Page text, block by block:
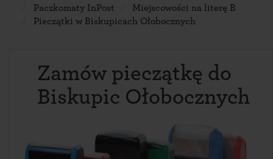
Paczkomaty InPost
Miejscowości na literę B
Pieczątki w Biskupicach Ołobocznych
Zamów pieczątkę do
Biskupic Ołobocznych